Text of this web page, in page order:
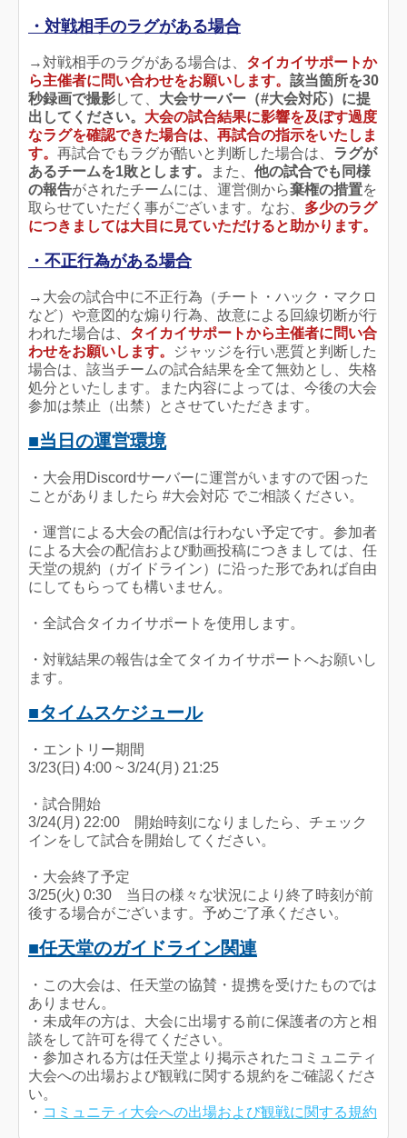
・対戦相手のラグがある場合
→対戦相手のラグがある場合は、 タイカイサポートか
ら主催者に問い合わせをお願いします。 該当箇所を30
秒録画で撮影して、 大会サーバー（#大会対応）に提
出してください。 大会の試合結果に影響を及ぼす過度
なラグを確認できた場合は、再試合の指示をいたしま
す。 再試合でもラグが酷いと判断した場合は、 ラグが
あるチームを1敗とします。
また、 他の試合でも同様
の報告がされたチームには、運営側から棄権の措置を
取らせていただく事がございます。なお、 多少のラグ
につきましては大目に見ていただけると助かります。
・不正行為がある場合
→大会の試合中に不正行為（チート・ハック・マクロ
など）や意図的な煽り行為、故意による回線切断が行
われた場合は、 タイカイサポートから主催者に問い合
わせをお願いします。
ジャッジを行い悪質と判断した
場合は、該当チームの試合結果を全て無効とし、失格
処分といたします。また内容によっては、今後の大会
参加は禁止（出禁）とさせていただきます。
■当日の運営環境
・大会用Discordサーバーに運営がいますので困った
ことがありましたら #大会対応 でご相談ください。
・運営による大会の配信は行わない予定です。参加者
による大会の配信および動画投稿につきましては、任
天堂の規約（ガイドライン）に沿った形であれば自由
にしてもらっても構いません。
・全試合タイカイサポートを使用します。
・対戦結果の報告は全てタイカイサポートへお願いし
ます。
■タイムスケジュール
・エントリー期間
3/23(日) 4:00 ~ 3/24(月) 21:25
・試合開始
3/24(月) 22:00 開始時刻になりましたら、チェック
インをして試合を開始してください。
・大会終了予定
3/25(火) 0:30 当日の様々な状況により終了時刻が前
後する場合がございます。予めご了承ください。
■任天堂のガイドライン関連
・この大会は、任天堂の協賛・提携を受けたものでは
ありません。
・未成年の方は、大会に出場する前に保護者の方と相
談をして許可を得てください。
・参加される方は任天堂より掲示されたコミュニティ
大会への出場および観戦に関する規約をご確認くださ
い。
・ コミュニティ大会への出場および観戦に関する規約